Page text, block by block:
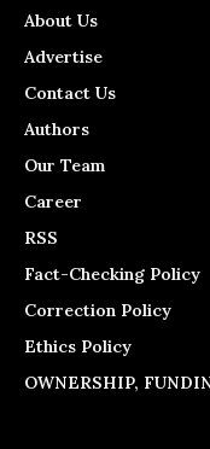
About Us
Advertise
Contact Us
Authors
Our Team
Career
RSS
Fact-Checking Policy
Correction Policy
Ethics Policy
OWNERSHIP,